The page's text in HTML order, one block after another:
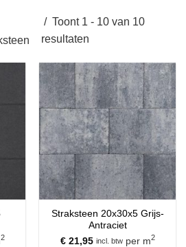
Toont 1 - 10 van 10
resultaten
2
Straksteen 20x30x5 Grijs-
Antraciet
€21,95 incl. btwper m2